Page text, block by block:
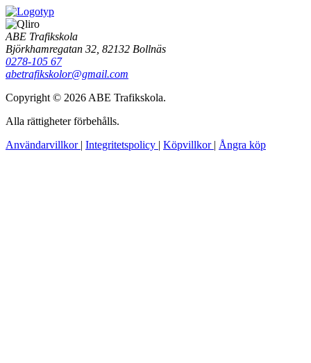
ABE Trafikskola
Björkhamregatan 32, 82132 Bollnäs
0278-105 67
abetrafikskolor@gmail.com
Copyright © 2026 ABE Trafikskola.
Alla rättigheter förbehålls.
Användarvillkor | Integritetspolicy | Köpvillkor | Ångra köp